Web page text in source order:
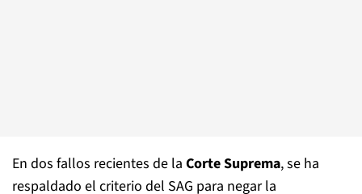
En dos fallos recientes de la Corte Suprema, se ha
respaldado el criterio del SAG para negar la